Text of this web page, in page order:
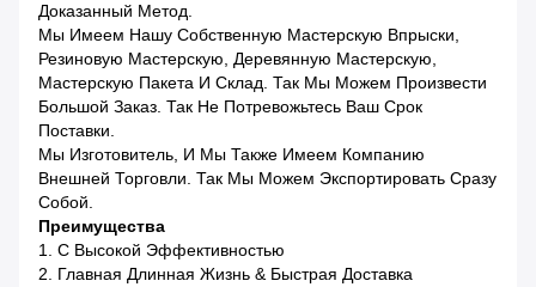
Доказанный Метод.
Мы Имеем Нашу Собственную Мастерскую Впрыски,
Резиновую Мастерскую, Деревянную Мастерскую,
Мастерскую Пакета И Склад. Так Мы Можем Произвести
Большой Заказ. Так Не Потревожьтесь Ваш Срок
Поставки.
Мы Изготовитель, И Мы Также Имеем Компанию
Внешней Торговли. Так Мы Можем Экспортировать Сразу
Собой.
Преимущества
1. С Высокой Эффективностью
2. Главная Длинная Жизнь & Быстрая Доставка